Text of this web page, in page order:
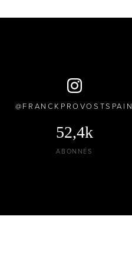
FRANCKPROVOSTSPAIN
52,4k
ABONNÉS